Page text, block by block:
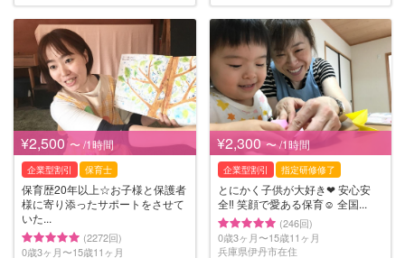
¥2,500 〜 /1時間
企業型割引 保育士
保育歴20年以上☆お子様と保護者
様に寄り添ったサポートをさせて
いた...
(2272回)
0歳3ヶ月〜15歳11ヶ月
¥2,300 〜 /1時間
企業型割引 指定研修修了
とにかく子供が大好き❤︎ 安心安
全‼︎ 笑顔で愛ある保育☺︎ 全国...
(246回)
0歳3ヶ月〜15歳11ヶ月
兵庫県伊丹市在住